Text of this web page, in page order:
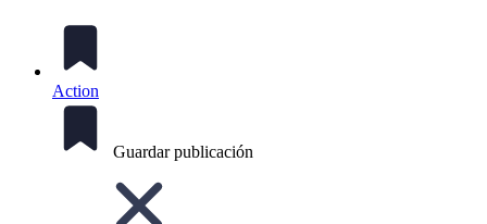
Action
Guardar publicación